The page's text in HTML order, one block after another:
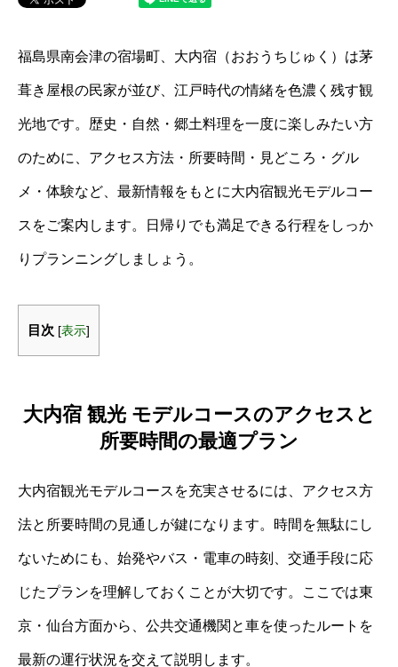
福島県南会津の宿場町、大内宿（おおうちじゅく）は茅
葺き屋根の民家が並び、江戸時代の情緒を色濃く残す観
光地です。歴史・自然・郷土料理を一度に楽しみたい方
のために、アクセス方法・所要時間・見どころ・グル
メ・体験など、最新情報をもとに大内宿観光モデルコー
スをご案内します。日帰りでも満足できる行程をしっか
りプランニングしましょう。
目次 [表示]
大内宿 観光 モデルコースのアクセスと
所要時間の最適プラン
大内宿観光モデルコースを充実させるには、アクセス方
法と所要時間の見通しが鍵になります。時間を無駄にし
ないためにも、始発やバス・電車の時刻、交通手段に応
じたプランを理解しておくことが大切です。ここでは東
京・仙台方面から、公共交通機関と車を使ったルートを
最新の運行状況を交えて説明します。